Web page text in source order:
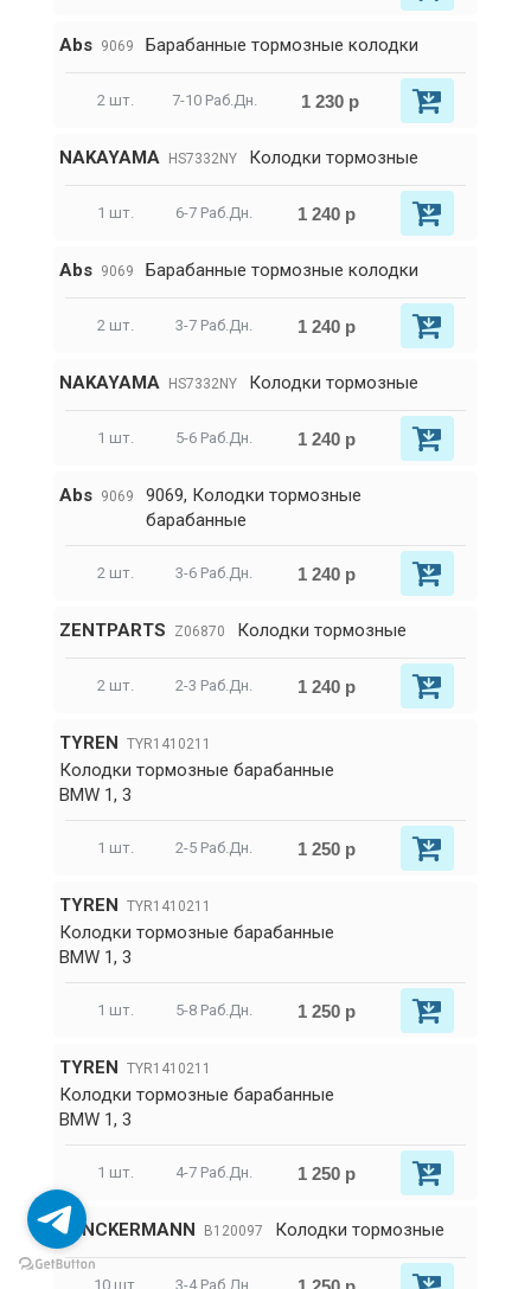
Abs 9069 Барабанные тормозные колодки
2 шт. 7-10 Раб.Дн. 1 230 р
NAKAYAMA HS7332NY Колодки тормозные
1 шт. 6-7 Раб.Дн. 1 240 р
Abs 9069 Барабанные тормозные колодки
2 шт. 3-7 Раб.Дн. 1 240 р
NAKAYAMA HS7332NY Колодки тормозные
1 шт. 5-6 Раб.Дн. 1 240 р
Abs 9069
9069, Колодки тормозные
барабанные
2 шт. 3-6 Раб.Дн. 1 240 р
ZENTPARTS Z06870 Колодки тормозные
2 шт. 2-3 Раб.Дн. 1 240 р
TYREN TYR1410211
Колодки тормозные барабанные
BMW 1, 3
1 шт. 2-5 Раб.Дн. 1 250 р
TYREN TYR1410211
Колодки тормозные барабанные
BMW 1, 3
1 шт. 5-8 Раб.Дн. 1 250 р
TYREN TYR1410211
Колодки тормозные барабанные
BMW 1, 3
1 шт. 4-7 Раб.Дн. 1 250 р
DENCKERMANN B120097 Колодки тормозные
10 шт. 3-4 Раб.Дн.